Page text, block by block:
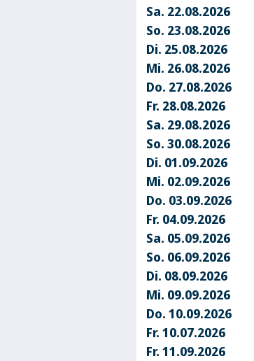
Sa. 22.08.2026
So. 23.08.2026
Di. 25.08.2026
Mi. 26.08.2026
Do. 27.08.2026
Fr. 28.08.2026
Sa. 29.08.2026
So. 30.08.2026
Di. 01.09.2026
Mi. 02.09.2026
Do. 03.09.2026
Fr. 04.09.2026
Sa. 05.09.2026
So. 06.09.2026
Di. 08.09.2026
Mi. 09.09.2026
Do. 10.09.2026
Fr. 10.07.2026
Fr. 11.09.2026